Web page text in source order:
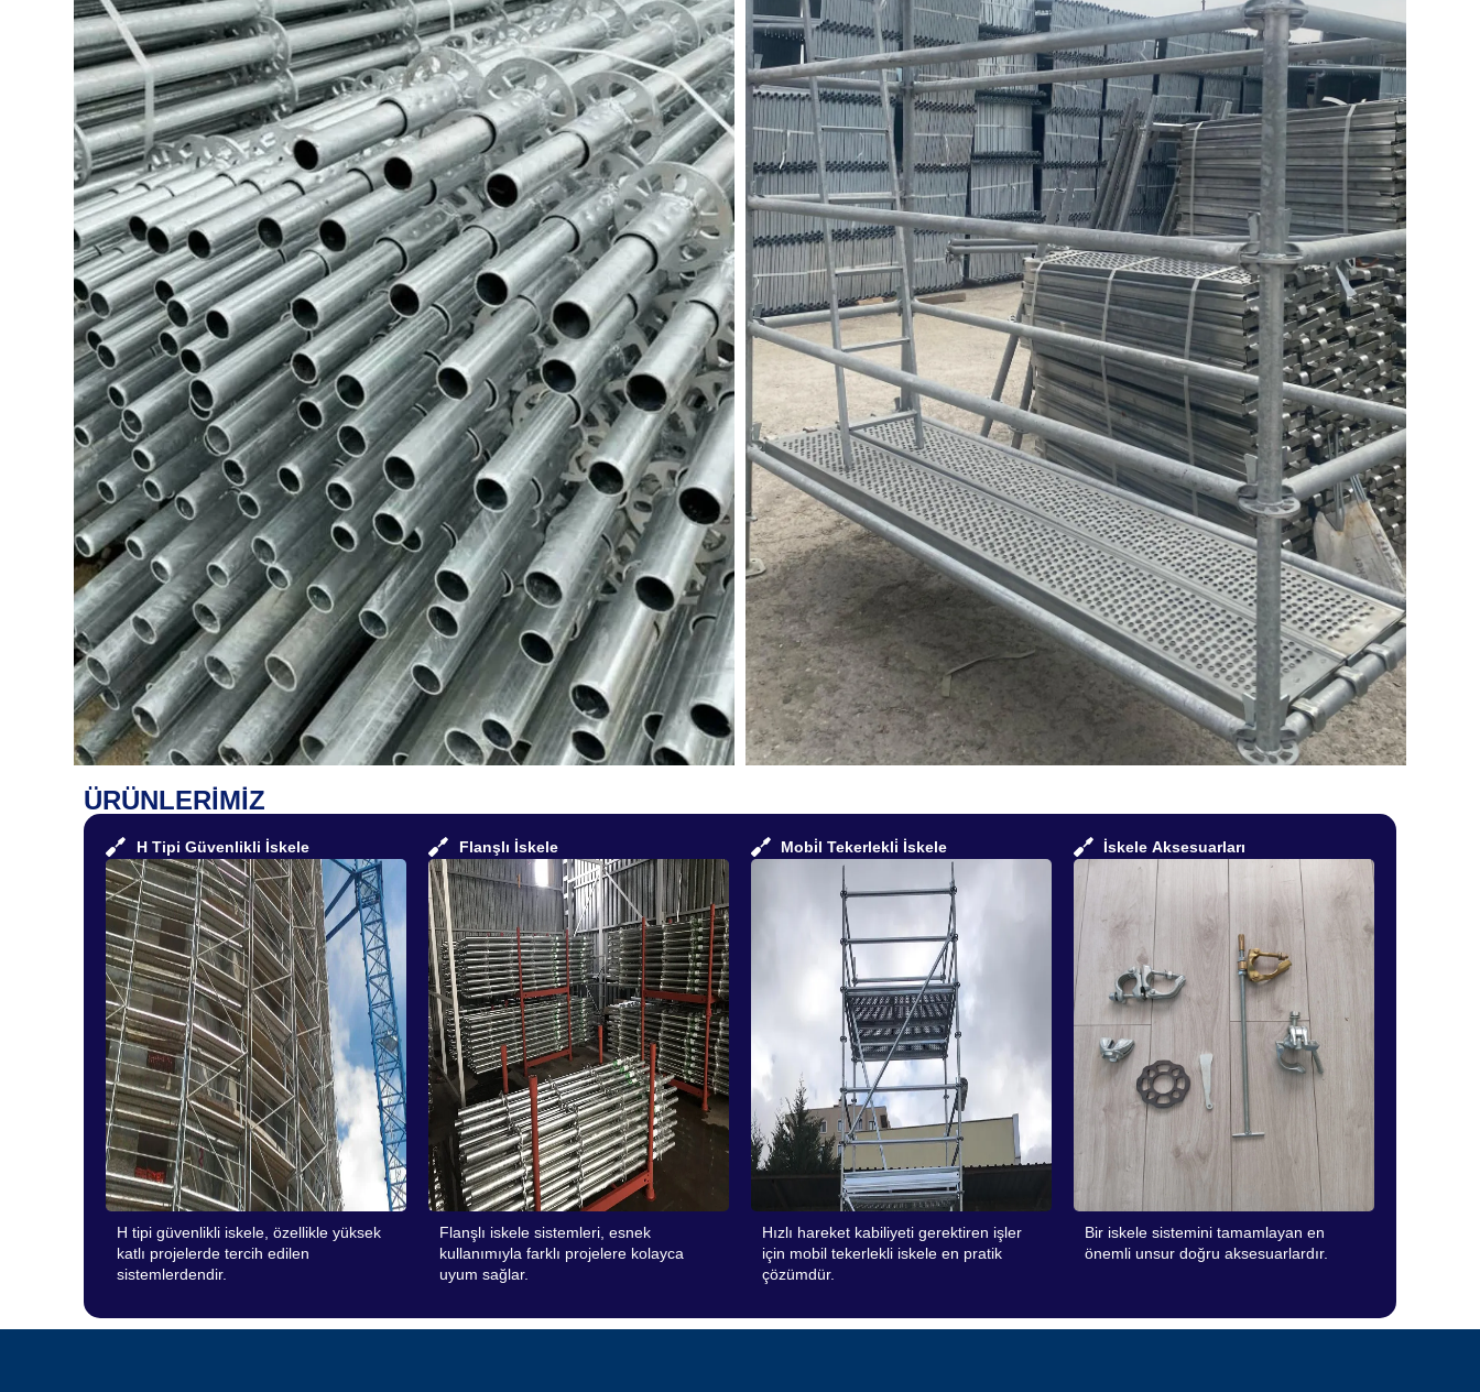
ÜRÜNLERİMİZ
H Tipi Güvenlikli İskele
H tipi güvenlikli iskele, özellikle yüksek
katlı projelerde tercih edilen
sistemlerdendir.
Flanşlı İskele
Flanşlı iskele sistemleri, esnek
kullanımıyla farklı projelere kolayca
uyum sağlar.
Mobi̇l Tekerlekli̇ İskele
Hızlı hareket kabiliyeti gerektiren işler
için mobil tekerlekli iskele en pratik
çözümdür.
İskele Aksesuarları
Bir iskele sistemini tamamlayan en
önemli unsur doğru aksesuarlardır.